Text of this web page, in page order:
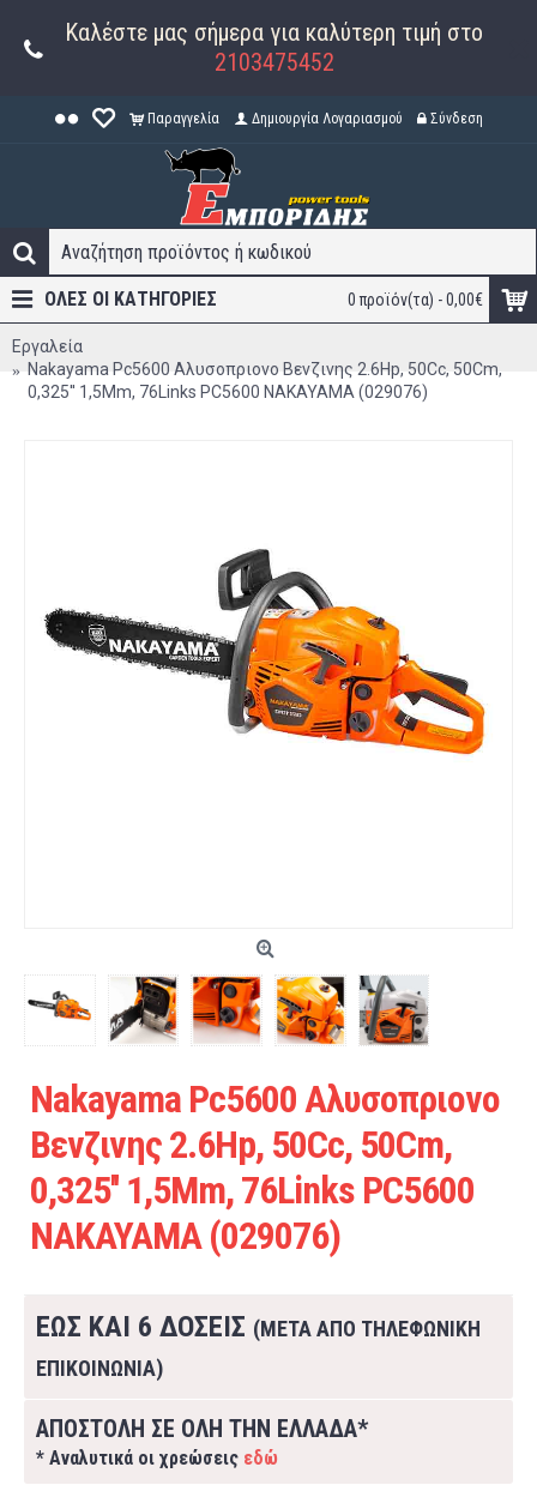
Καλέστε μας σήμερα για καλύτερη τιμή στο
2103475452
Παραγγελία Δημιουργία Λογαριασμού Σύνδεση
0 προϊόν(τα) - 0,00€
ΟΛΕΣ ΟΙ ΚΑΤΗΓΟΡΊΕΣ
Εργαλεία
Nakayama Pc5600 Αλυσοπριονο Βενζινης 2.6Hp, 50Cc, 50Cm,
0,325'' 1,5Mm, 76Links PC5600 NAKAYAMA (029076)
Nakayama Pc5600 Αλυσοπριονο
Βενζινης 2.6Hp, 50Cc, 50Cm,
0,325'' 1,5Mm, 76Links PC5600
NAKAYAMA (029076)
ΕΩΣ ΚΑΙ 6 ΔΟΣΕΙΣ (ΜΕΤΑ ΑΠΟ ΤΗΛΕΦΩΝΙΚΗ
ΕΠΙΚΟΙΝΩΝΙΑ)
ΑΠΟΣΤΟΛΗ ΣΕ ΟΛΗ ΤΗΝ ΕΛΛΑΔΑ*
* Αναλυτικά οι χρεώσεις εδώ